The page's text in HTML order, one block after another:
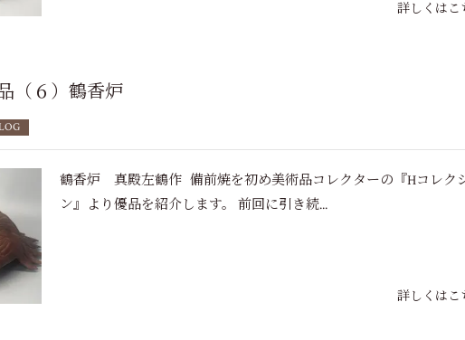
詳しくはこ
（６）鶴香炉
鶴香炉 真殿左鶴作 備前焼を初め美術品コレクターの『Hコレク
ン』より優品を紹介します。 前回に引き続...
詳しくはこ